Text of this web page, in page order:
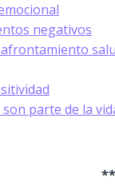
negativos
parte de la